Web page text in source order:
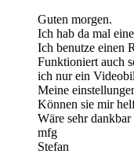
Guten morgen.
Ich hab da mal
Ich benutze einen
Funktioniert auch
ich nur ein
Meine
Können sie mir
Wäre sehr dankbar
mfg
Stefan